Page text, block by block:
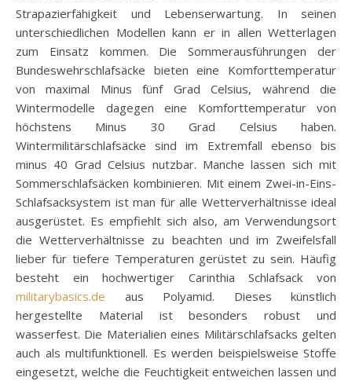
Strapazierfähigkeit und Lebenserwartung. In seinen
unterschiedlichen Modellen kann er in allen Wetterlagen
zum Einsatz kommen. Die Sommerausführungen der
Bundeswehrschlafsäcke bieten eine Komforttemperatur
von maximal Minus fünf Grad Celsius, während die
Wintermodelle dagegen eine Komforttemperatur von
höchstens Minus 30 Grad Celsius haben.
Wintermilitärschlafsäcke sind im Extremfall ebenso bis
minus 40 Grad Celsius nutzbar. Manche lassen sich mit
Sommerschlafsäcken kombinieren. Mit einem Zwei-in-Eins-
Schlafsacksystem ist man für alle Wetterverhältnisse ideal
ausgerüstet. Es empfiehlt sich also, am Verwendungsort
die Wetterverhältnisse zu beachten und im Zweifelsfall
lieber für tiefere Temperaturen gerüstet zu sein. Häufig
besteht ein hochwertiger Carinthia Schlafsack von
militarybasics.de aus Polyamid. Dieses künstlich
hergestellte Material ist besonders robust und
wasserfest. Die Materialien eines Militärschlafsacks gelten
auch als multifunktionell. Es werden beispielsweise Stoffe
eingesetzt, welche die Feuchtigkeit entweichen lassen und